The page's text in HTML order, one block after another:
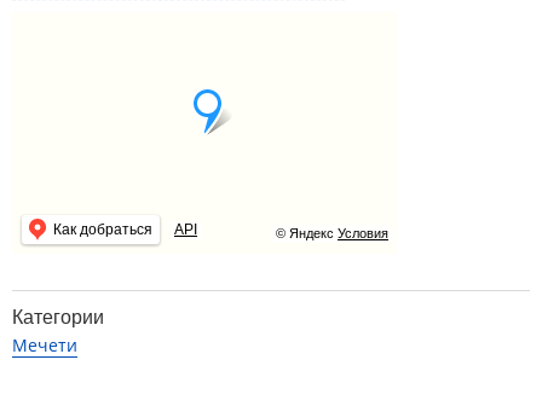
© Яндекс Условия
Как добраться API
Категории
Мечети